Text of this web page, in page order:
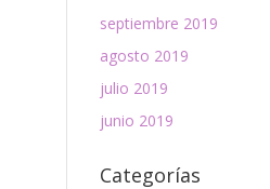
septiembre 2019
agosto 2019
julio 2019
junio 2019
Categorías